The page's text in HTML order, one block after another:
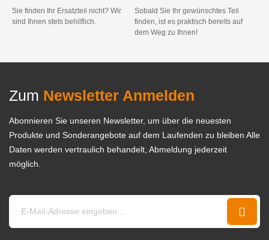
Sie finden Ihr Ersatzteil nicht? Wir
sind Ihnen stets behilflich.
Sobald Sie Ihr gewünschtes Teil
finden, ist es praktisch bereits auf
dem Weg zu Ihnen!
Zum Newsletter Anmelden
Abonnieren Sie unseren Newsletter, um über die neuesten
Produkte und Sonderangebote auf dem Laufenden zu bleiben Alle
Daten werden vertraulich behandelt, Abmeldung jederzeit
möglich.